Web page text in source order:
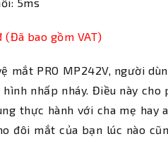
(Đã bao gồm VAT)
mắt PRO MP242V, người
hình nhấp nháy. Điều này
thực hành với cha mẹ
đôi mắt của bạn lúc nào